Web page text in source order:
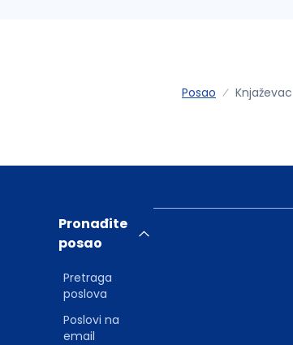
Posao Knjaževac
Pronađite
posao
Pretraga
poslova
Poslovi na
email